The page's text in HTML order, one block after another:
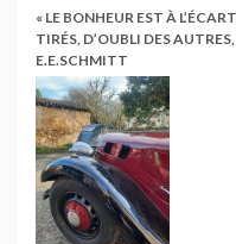
« LE BONHEUR EST À
TIRÉS, D’OUBLI DES
E.E.SCHMITT